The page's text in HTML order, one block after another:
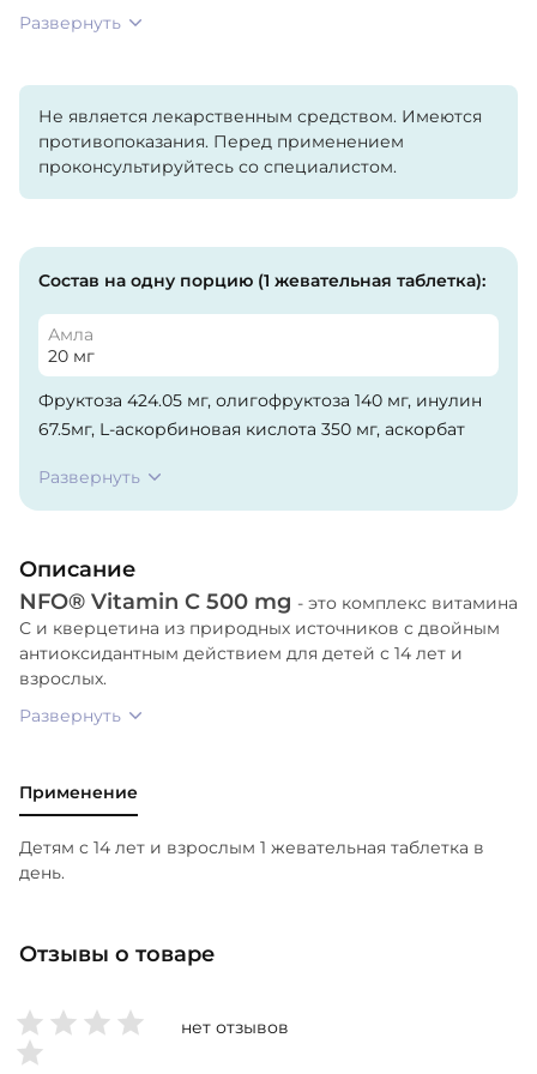
Развернуть
Не является лекарственным средством. Имеются
противопоказания. Перед применением
проконсультируйтесь со специалистом.
Состав на одну порцию (1 жевательная таблетка):
Амла
20 мг
Фруктоза 424.05 мг, олигофруктоза 140 мг, инулин
67.5мг, L-аскорбиновая кислота 350 мг, аскорбат
экстракт амлы (Phyllanthus Emblica L.Extractum) 20
мг, порошок шиповника (Rosa Canina) 20 мг,
ароматизатор вишня 29.7мг, антислеживающий
агент (фосфаты кальция, диоксид кремния 13.5 мг,
подсластитель (стевиолгликозиды, экстракт
стевии) 2.7 мг, загуститель (магниевые соли
жирных кислот) 27 мг, яблочная кислота 6.75 мг,
лимонная кислота 6.75 мг, апельсиновая вкусо-
Развернуть
Описание
NFO® Vitamin C 500 mg - это комплекс витамина
С и кверцетина из природных источников с двойным
антиоксидантным действием для детей с 14 лет и
взрослых.
Развернуть
Применение
Детям с 14 лет и взрослым 1 жевательная таблетка в
день.
Отзывы о товаре
нет отзывов